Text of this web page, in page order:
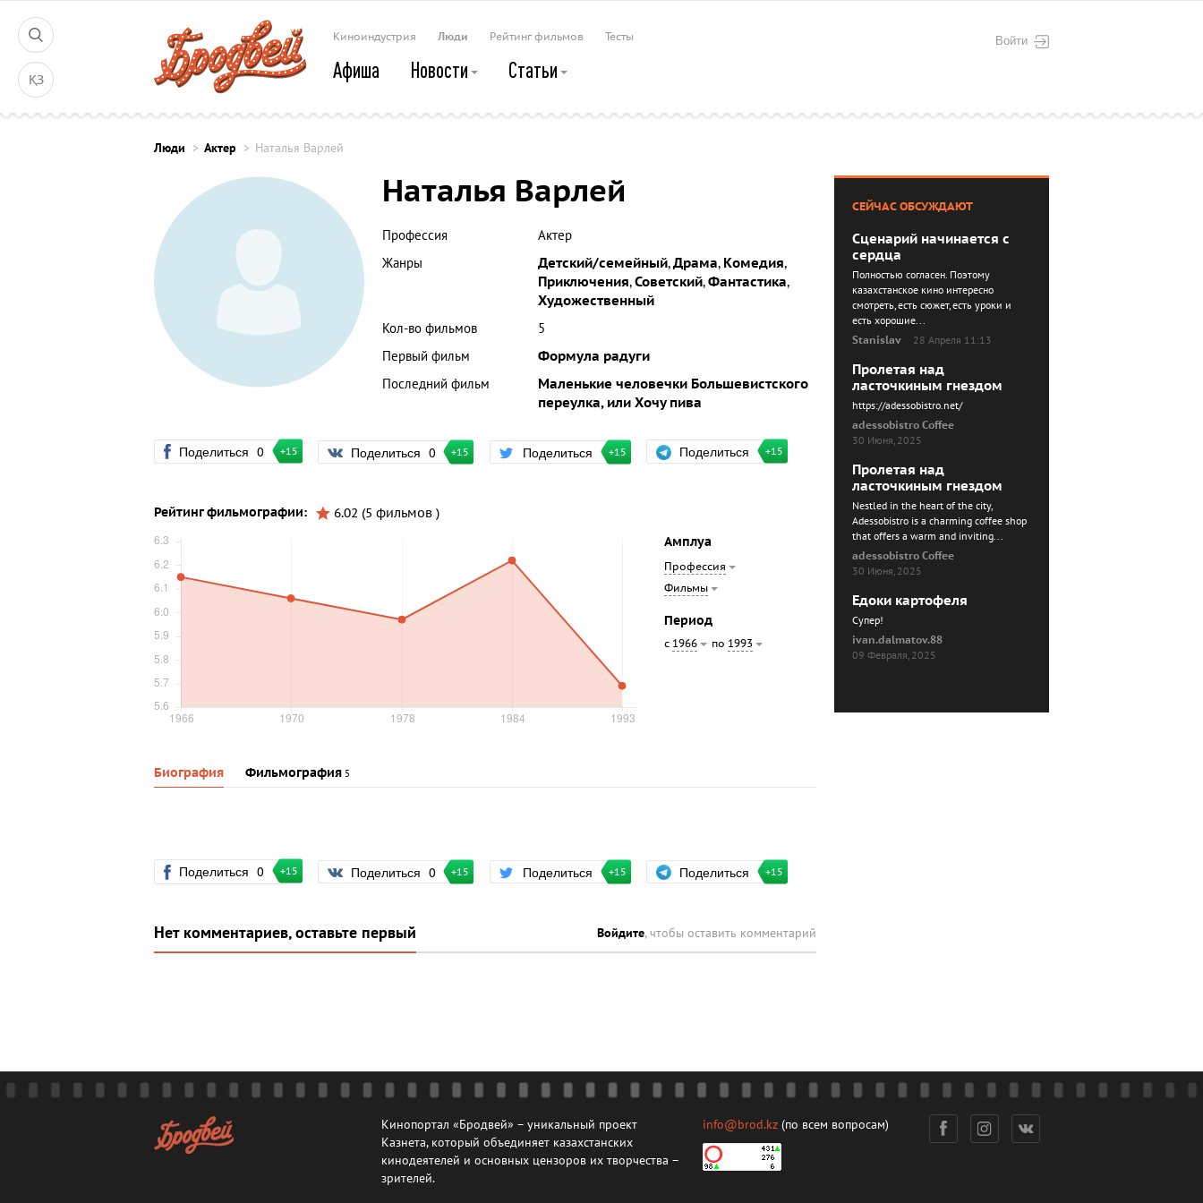
ҚЗ
Войти
Киноиндустрия Люди Рейтинг фильмов Тесты
Афиша Новости Статьи
Люди Актер Наталья Варлей
Наталья Варлей
Профессия
Актер
Жанры
Детский/семейный,Драма, Комедия,
Приключения,Советский,Фантастика,
Художественный
Кол-во фильмов
5
Первый фильм
Формула радуги
Последний фильм
Маленькие человечки Большевистского
переулка, или Хочу пива
Поделиться 0 +15 Поделиться 0 +15 Поделиться +15 Поделиться +15
Рейтинг фильмографии:
6.02 (5 фильмов )
Амплуа
Профессия
Фильмы
Период
с 1966 по 1993
Биография Фильмография 5
Поделиться 0 +15 Поделиться 0 +15 Поделиться +15 Поделиться +15
Нет комментариев, оставьте первый Войдите, чтобы оставить комментарий
СЕЙЧАС ОБСУЖДАЮТ
Сценарий начинается с
сердца
Полностью согласен. Поэтому
казахстанское кино интересно
смотреть, есть сюжет, есть уроки и
есть хорошие...
Stanislav
28 Апреля 11:13
Пролетая над
ласточкиным гнездом
https://adessobistro.net/
adessobistro Coffee
30 Июня, 2025
Пролетая над
ласточкиным гнездом
Nestled in the heart of the city,
Adessobistro is a charming coffee shop
that offers a warm and inviting...
adessobistro Coffee
30 Июня, 2025
Едоки картофеля
Cупер!
ivan.dalmatov.88
09 Февраля, 2025
Кинопортал «Бродвей» – уникальный проект
Казнета, который объединяет казахстанских
кинодеятелей и основных цензоров их творчества –
зрителей.
info@brod.kz (по всем вопросам)